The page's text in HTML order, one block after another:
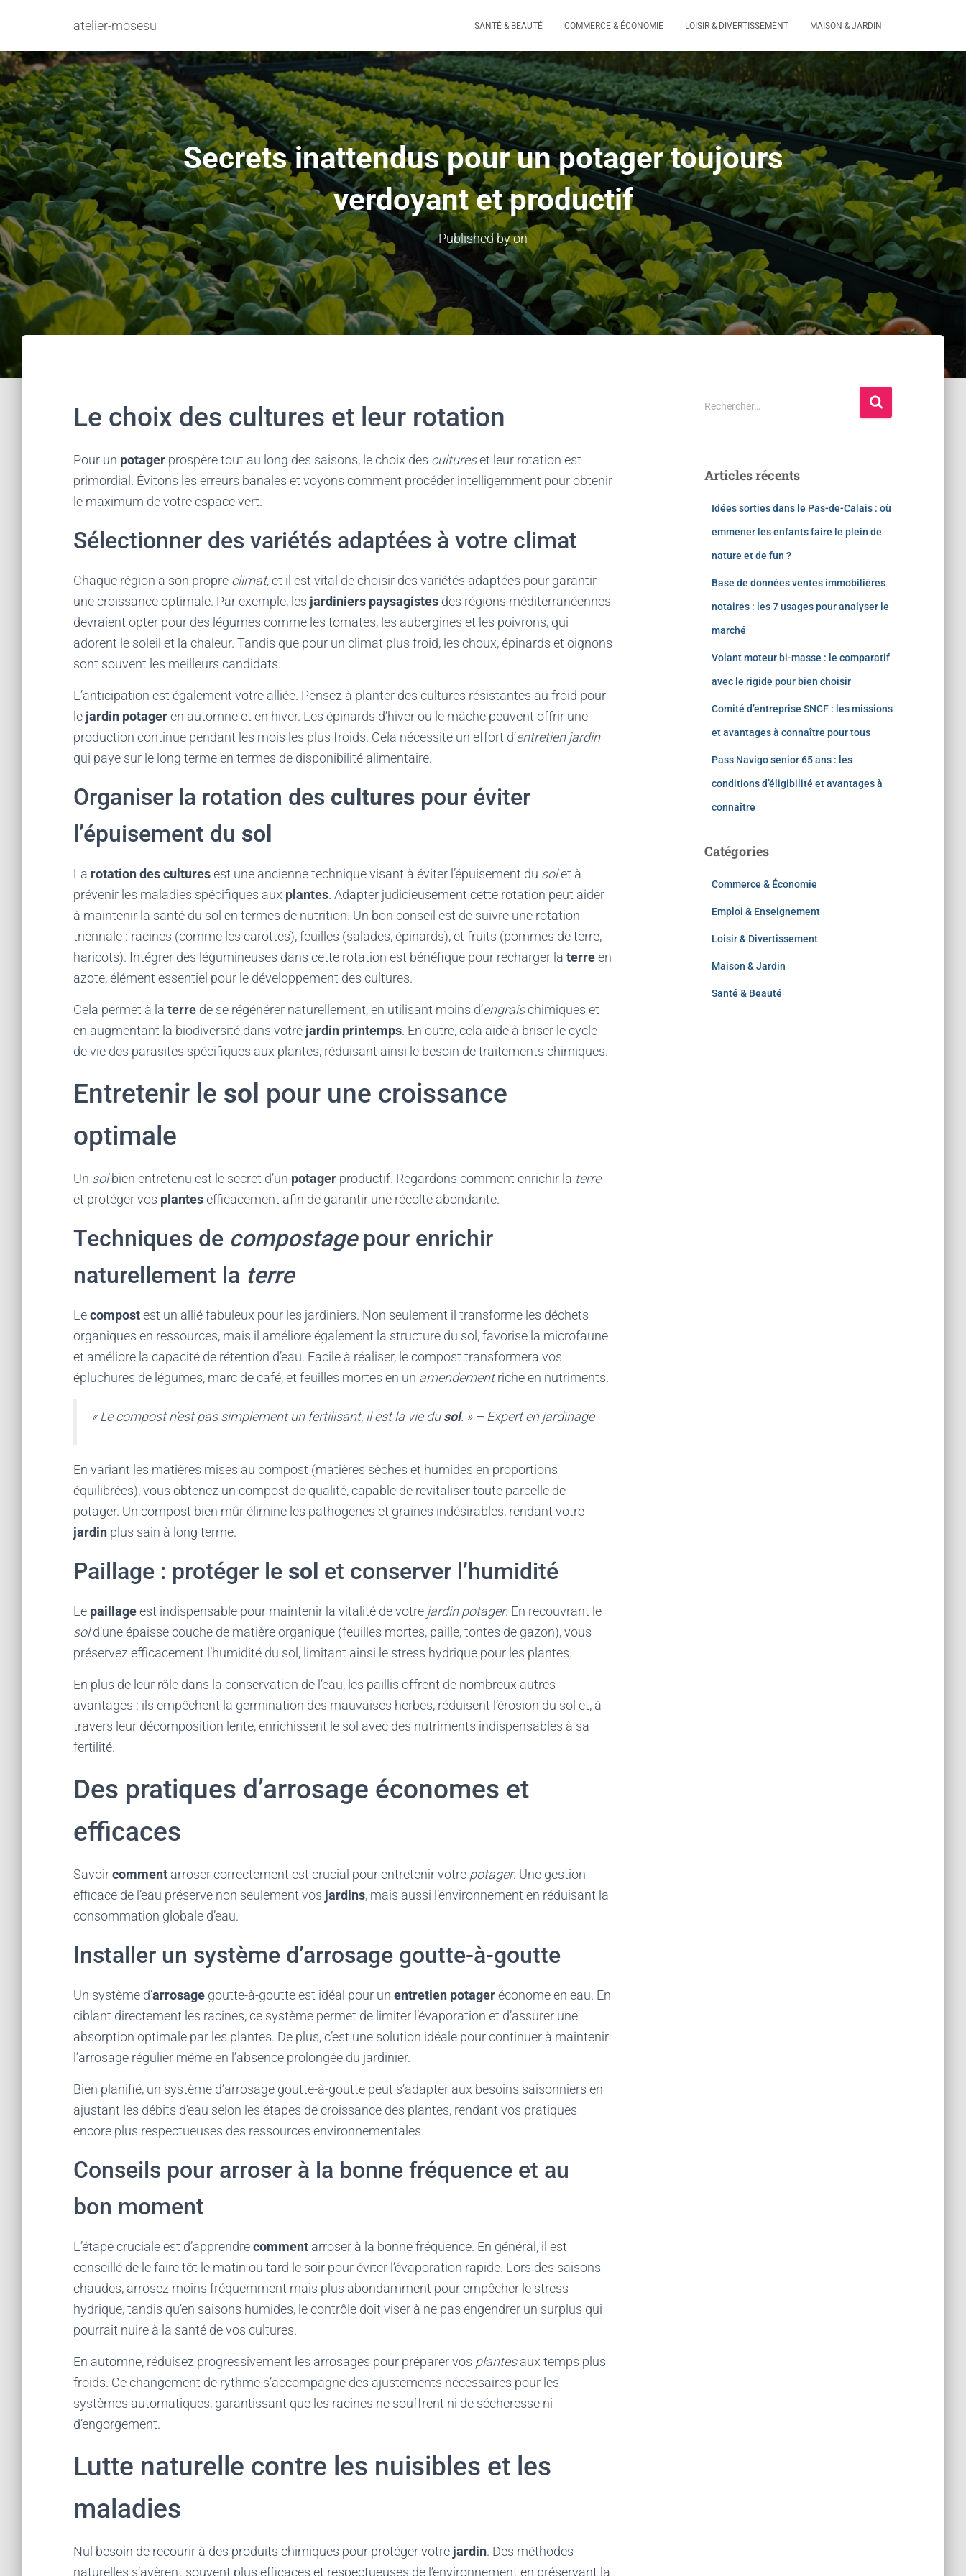
atelier-mosesu SANTÉ & BEAUTÉ COMMERCE & ÉCONOMIE LOISIR & DIVERTISSEMENT MAISON & JARDIN
Secrets inattendus pour un potager toujours
verdoyant et productif
Published byon
Le choix des cultures et leur rotation
Pour un potager prospère tout au long des saisons, le choix des cultureset leur rotation est
primordial. Évitons les erreurs banales et voyons comment procéder intelligemment pour obtenir
le maximum de votre espace vert.
Sélectionner des variétés adaptées à votre climat
Chaque région a son propre climat, et il est vital de choisir des variétés adaptées pour garantir
une croissance optimale. Par exemple, les jardiniers paysagistes des régions méditerranéennes
devraient opter pour des légumes comme les tomates, les aubergines et les poivrons, qui
adorent le soleil et la chaleur. Tandis que pour un climat plus froid, les choux, épinards et oignons
sont souvent les meilleurs candidats.
L’anticipation est également votre alliée. Pensez à planter des cultures résistantes au froid pour
le jardin potageren automne et en hiver. Les épinards d’hiver ou le mâche peuvent offrir une
production continue pendant les mois les plus froids. Cela nécessite un effort d’entretien jardin
qui paye sur le long terme en termes de disponibilité alimentaire.
Organiser la rotation des cultures pour éviter
l’épuisement du sol
La rotation des culturesest une ancienne technique visant à éviter l’épuisement du solet à
prévenir les maladies spécifiques aux plantes. Adapter judicieusement cette rotation peut aider
à maintenir la santé du sol en termes de nutrition. Un bon conseil est de suivre une rotation
triennale : racines (comme les carottes), feuilles (salades, épinards), et fruits (pommes de terre,
haricots). Intégrer des légumineuses dans cette rotation est bénéfique pour recharger la terreen
azote, élément essentiel pour le développement des cultures.
Cela permet à la terre de se régénérer naturellement, en utilisant moins d’engraischimiques et
en augmentant la biodiversité dans votre jardin printemps. En outre, cela aide à briser le cycle
de vie des parasites spécifiques aux plantes, réduisant ainsi le besoin de traitements chimiques.
Entretenir le sol pour une croissance
optimale
Un solbien entretenu est le secret d’un potager productif. Regardons comment enrichir la terre
et protéger vos plantesefficacement afin de garantir une récolte abondante.
Techniques de compostagepour enrichir
naturellement la terre
Lecompostest un allié fabuleux pour les jardiniers. Non seulement il transforme les déchets
organiques en ressources, mais il améliore également la structure du sol, favorise la microfaune
et améliore la capacité de rétention d’eau. Facile à réaliser, le compost transformera vos
épluchures de légumes, marc de café, et feuilles mortes en un amendementriche en nutriments.
« Le compost n’est pas simplement un fertilisant, il est la vie dusol. » – Expert en jardinage
En variant les matières mises au compost (matières sèches et humides en proportions
équilibrées), vous obtenez un compost de qualité, capable de revitaliser toute parcelle de
potager. Un compost bien mûr élimine les pathogenes et graines indésirables, rendant votre
jardin plus sain à long terme.
Paillage : protéger le sol et conserver l’humidité
Le paillageest indispensable pour maintenir la vitalité de votre jardin potager. En recouvrant le
sold’une épaisse couche de matière organique (feuilles mortes, paille, tontes de gazon), vous
préservez efficacement l’humidité du sol, limitant ainsi le stress hydrique pour les plantes.
En plus de leur rôle dans la conservation de l’eau, les paillis offrent de nombreux autres
avantages : ils empêchent la germination des mauvaises herbes, réduisent l’érosion du sol et, à
travers leur décomposition lente, enrichissent le sol avec des nutriments indispensables à sa
fertilité.
Des pratiques d’arrosage économes et
efficaces
Savoircomment arroser correctement est crucial pour entretenir votre potager. Une gestion
efficace de l’eau préserve non seulement vos jardins, mais aussi l’environnement en réduisant la
consommation globale d’eau.
Installer un système d’arrosage goutte-à-goutte
Un système d’arrosage goutte-à-goutte est idéal pour un entretien potageréconome en eau. En
ciblant directement les racines, ce système permet de limiter l’évaporation et d’assurer une
absorption optimale par les plantes. De plus, c’est une solution idéale pour continuer à maintenir
l’arrosage régulier même en l’absence prolongée du jardinier.
Bien planifié, un système d’arrosage goutte-à-goutte peut s’adapter aux besoins saisonniers en
ajustant les débits d’eau selon les étapes de croissance des plantes, rendant vos pratiques
encore plus respectueuses des ressources environnementales.
Conseils pour arroser à la bonne fréquence et au
bon moment
L’étape cruciale est d’apprendrecomment arroser à la bonne fréquence. En général, il est
conseillé de le faire tôt le matin ou tard le soir pour éviter l’évaporation rapide. Lors des saisons
chaudes, arrosez moins fréquemment mais plus abondamment pour empêcher le stress
hydrique, tandis qu’en saisons humides, le contrôle doit viser à ne pas engendrer un surplus qui
pourrait nuire à la santé de vos cultures.
En automne, réduisez progressivement les arrosages pour préparer vos plantesaux temps plus
froids. Ce changement de rythme s’accompagne des ajustements nécessaires pour les
systèmes automatiques, garantissant que les racines ne souffrent ni de sécheresse ni
d’engorgement.
Lutte naturelle contre les nuisibles et les
maladies
Nul besoin de recourir à des produits chimiques pour protéger votre jardin. Des méthodes
naturelles s’avèrent souvent plus efficaces et respectueuses de l’environnement en préservant la
Rechercher…
Articles récents
Idées sorties dans le Pas-de-Calais : où
emmener les enfants faire le plein de
nature et de fun ?
Base de données ventes immobilières
notaires : les 7 usages pour analyser le
marché
Volant moteur bi-masse : le comparatif
avec le rigide pour bien choisir
Comité d’entreprise SNCF : les missions
et avantages à connaître pour tous
Pass Navigo senior 65 ans : les
conditions d’éligibilité et avantages à
connaître
Catégories
Commerce & Économie
Emploi & Enseignement
Loisir & Divertissement
Maison & Jardin
Santé & Beauté